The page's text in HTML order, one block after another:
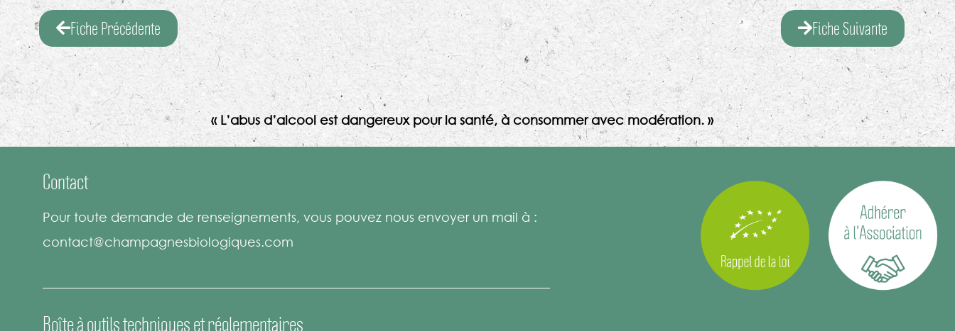
Fiche Précédente Fiche Suivante
« L’abus d’alcool est dangereux pour la santé, à consommer avec modération. »
Contact
Pour toute demande de renseignements, vous pouvez nous envoyer un mail à :
contact@champagnesbiologiques.com
Boîte à outils techniques et réglementaires